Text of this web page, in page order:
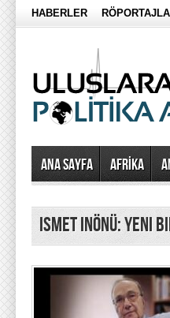
HABERLER
Ana Sayfa AFRİKA
ismet inönü: yeni